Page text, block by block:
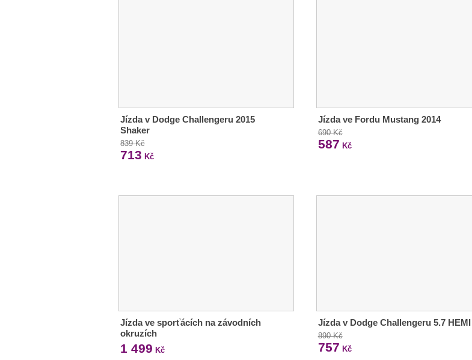
Jízda v Dodge Challengeru 2015
Shaker
839 Kč
713 Kč
Jízda ve Fordu Mustang 2014
690 Kč
587 Kč
Jízda ve sporťácích na závodních
okruzích
1 499 Kč
Jízda v Dodge Challengeru 5.7 HEMI
890 Kč
757 Kč